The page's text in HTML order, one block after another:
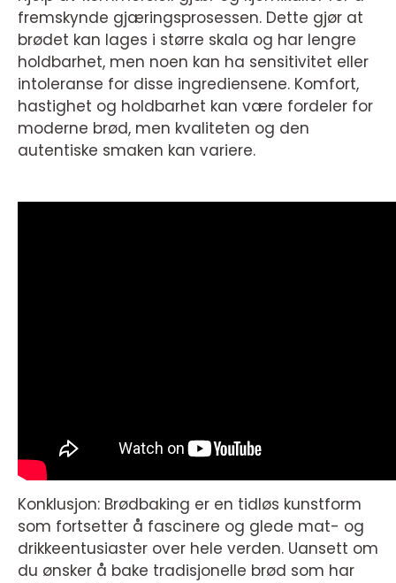
fremskynde gjæringsprosessen. Dette gjør at
brødet kan lages i større skala og har lengre
holdbarhet, men noen kan ha sensitivitet eller
intoleranse for disse ingrediensene. Komfort,
hastighet og holdbarhet kan være fordeler for
moderne brød, men kvaliteten og den
autentiske smaken kan variere.
Konklusjon: Brødbaking er en tidløs kunstform
som fortsetter å fascinere og glede mat- og
drikkeentusiaster over hele verden. Uansett om
du ønsker å bake tradisjonelle brød som har